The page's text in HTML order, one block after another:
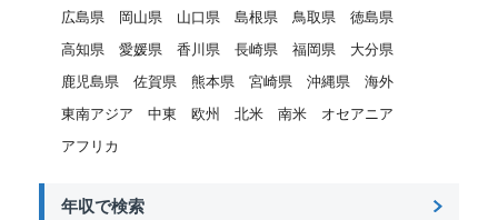
広島県
岡山県 山口県 島根県 鳥取県
徳島県
高知県
愛媛県 香川県 長崎県 福岡県
大分県
鹿児島県
佐賀県 熊本県 宮崎県 沖縄県
海外
東南アジア
中東 欧州 北米 南米
オセアニア
アフリカ
年収で検索